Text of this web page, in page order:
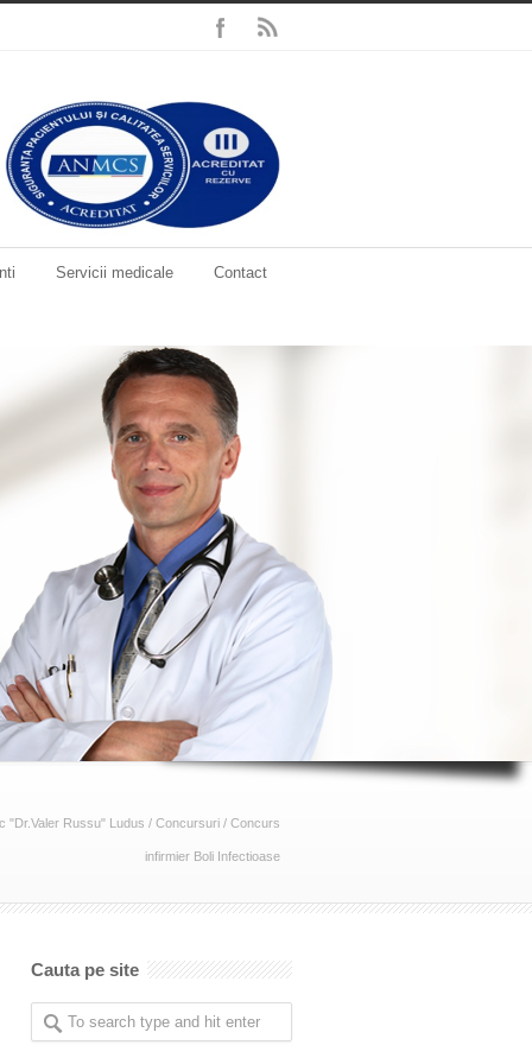
Servicii medicale Contact
"Dr.Valer Russu" Ludus / Concursuri / Concurs
infirmier Boli Infectioase
Cauta pe site